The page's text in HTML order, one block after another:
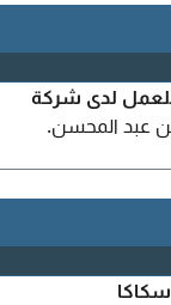
لدى شركة
عبد المحسن.